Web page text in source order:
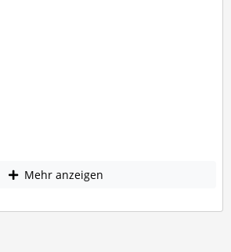
Mehr anzeigen